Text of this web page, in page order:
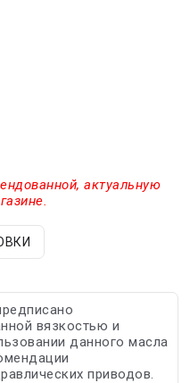
актуальную
вязкостью и
данного масла
приводов.